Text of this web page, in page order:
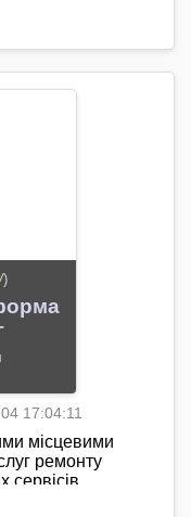
кошти а
кулінарних
рідних і друзів./
"
консервації,
)
17:04:11
місцевими
ремонту
відстежуйте